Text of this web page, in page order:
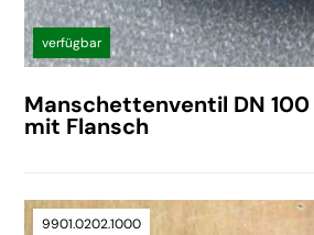
verfügbar
Manschettenventil DN 100
mit Flansch
9901.0202.1000